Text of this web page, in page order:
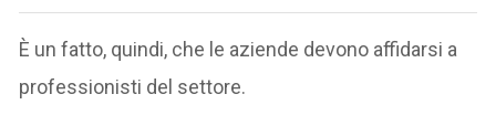
È un fatto, quindi, che le aziende devono affidarsi a
professionisti del settore.